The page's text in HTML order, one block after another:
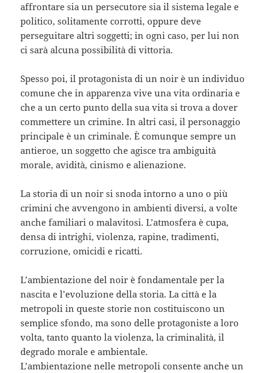
affrontare sia un persecutore sia il sistema legale e
politico, solitamente corrotti, oppure deve
perseguitare altri soggetti; in ogni caso, per lui non
ci sarà alcuna possibilità di vittoria.
Spesso poi, il protagonista di un noir è un individuo
comune che in apparenza vive una vita ordinaria e
che a un certo punto della sua vita si trova a dover
commettere un crimine. In altri casi, il personaggio
principale è un criminale. È comunque sempre un
antieroe, un soggetto che agisce tra ambiguità
morale, avidità, cinismo e alienazione.
La storia di un noir si snoda intorno a uno o più
crimini che avvengono in ambienti diversi, a volte
anche familiari o malavitosi. L’atmosfera è cupa,
densa di intrighi, violenza, rapine, tradimenti,
corruzione, omicidi e ricatti.
L’ambientazione del noir è fondamentale per la
nascita e l’evoluzione della storia. La città e la
metropoli in queste storie non costituiscono un
semplice sfondo, ma sono delle protagoniste a loro
volta, tanto quanto la violenza, la criminalità, il
degrado morale e ambientale.
L’ambientazione nelle metropoli consente anche un